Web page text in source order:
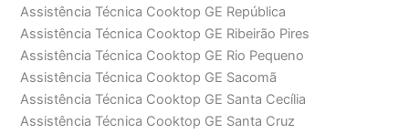
Assistência Técnica Cooktop GE República
Assistência Técnica Cooktop GE Ribeirão Pires
Assistência Técnica Cooktop GE Rio Pequeno
Assistência Técnica Cooktop GE Sacomã
Assistência Técnica Cooktop GE Santa Cecília
Assistência Técnica Cooktop GE Santa Cruz